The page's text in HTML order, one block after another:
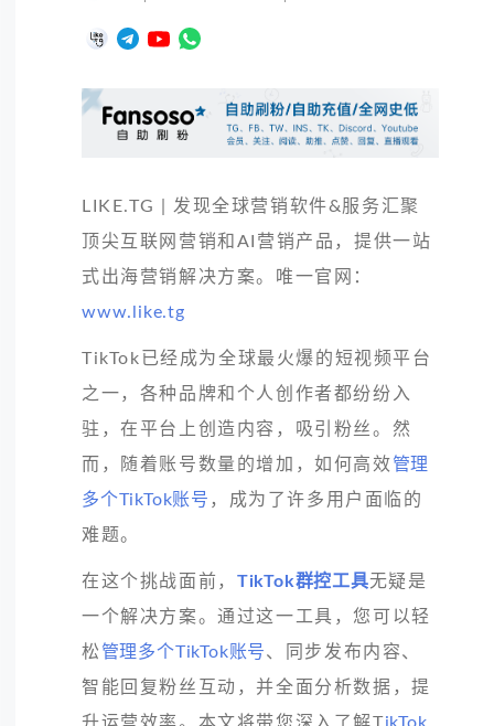
LIKE.TG | 发现全球营销软件&服务汇聚
顶尖互联网营销和AI营销产品，提供一站
式出海营销解决方案。唯一官网：
www.like.tg
TikTok已经成为全球最火爆的短视频平台
之一，各种品牌和个人创作者都纷纷入
驻，在平台上创造内容，吸引粉丝。然
而，随着账号数量的增加，如何高效管理
多个TikTok账号 ，成为了许多用户面临的
难题。
在这个挑战面前， TikTok群控工具无疑是
一个解决方案。通过这一工具，您可以轻
松 管理多个TikTok账号、同步发布内容、
智能回复粉丝互动，并全面分析数据，提
升运营效率。本文将带您深入了解TikTok